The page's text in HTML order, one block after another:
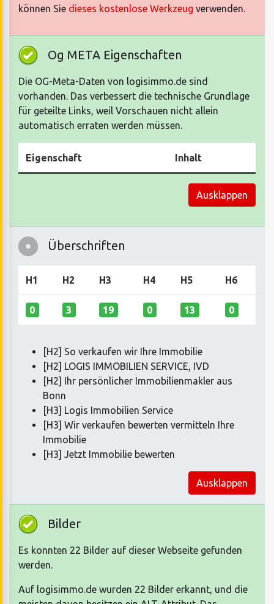
können Sie dieses kostenlose Werkzeug verwenden.
Og META Eigenschaften
Die OG-Meta-Daten von logisimmo.de sind
vorhanden. Das verbessert die technische Grundlage
für geteilte Links, weil Vorschauen nicht allein
automatisch erraten werden müssen.
Eigenschaft Inhalt
Ausklappen
Überschriften
H1 H2 H3 H4 H5 H6
0 3 19 0 13 0
[H2] So verkaufen wir Ihre Immobilie
[H2] LOGIS IMMOBILIEN SERVICE, IVD
[H2] Ihr persönlicher Immobilienmakler aus
Bonn
[H3] Logis Immobilien Service
[H3] Wir verkaufen bewerten vermitteln Ihre
Immobilie
[H3] Jetzt Immobilie bewerten
Ausklappen
Bilder
Es konnten 22 Bilder auf dieser Webseite gefunden
werden.
Auf logisimmo.de wurden 22 Bilder erkannt, und die